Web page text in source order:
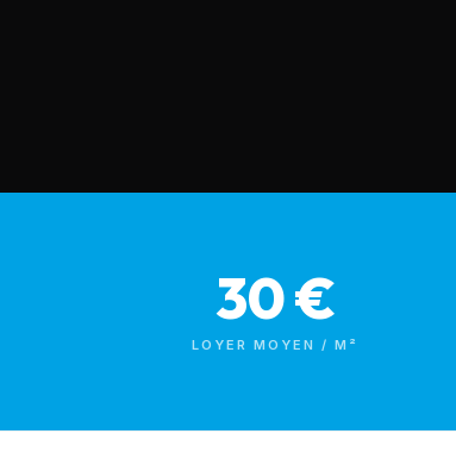
30 €
LOYER MOYEN / M²